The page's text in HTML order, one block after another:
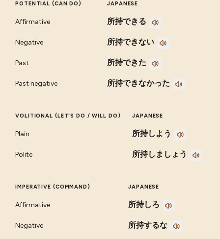
POTENTIAL (CAN DO) JAPANESE
Affirmative 所持できる
Negative 所持できない
Past 所持できた
Past negative 所持できなかった
VOLITIONAL (LET'S DO / WILL DO) JAPANESE
Plain 所持しよう
Polite 所持しましょう
IMPERATIVE (COMMAND) JAPANESE
Affirmative 所持しろ
Negative 所持するな